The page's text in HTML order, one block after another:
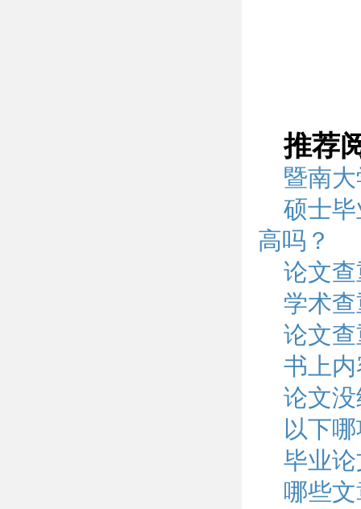
推荐
暨南
硕士
高吗？
论文
学术
论文
书上
论文
以下
毕业
哪些